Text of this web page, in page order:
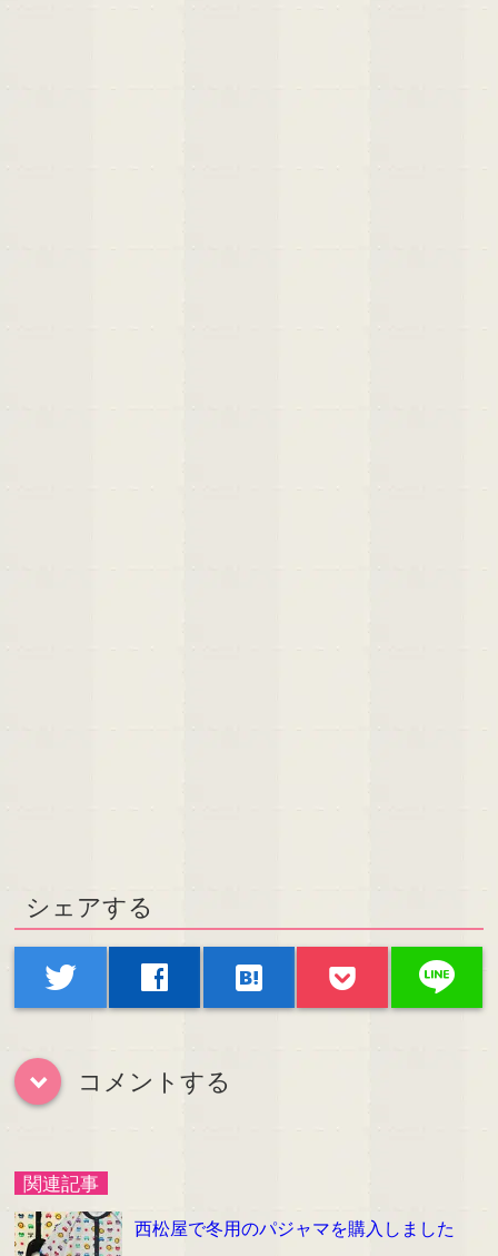
シェアする
twitter facebook hatenabookmark line
down コメントする
関連記事
西松屋で冬用のパジャマを購入しました